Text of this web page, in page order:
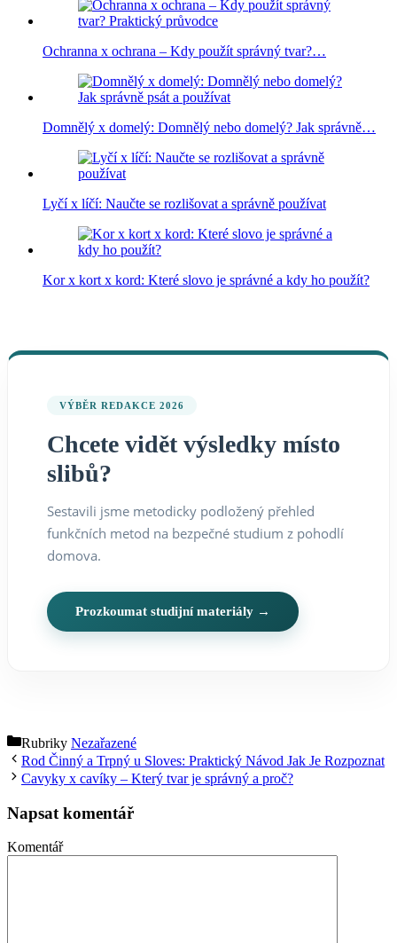
Ochranna x ochrana – Kdy použít správný tvar?…
Domnělý x domelý: Domnělý nebo domelý? Jak správně…
Lyčí x líčí: Naučte se rozlišovat a správně používat
Kor x kort x kord: Které slovo je správné a kdy ho použít?
VÝBĚR REDAKCE 2026
Chcete vidět výsledky místo
slibů?
Sestavili jsme metodicky podložený přehled
funkčních metod na bezpečné studium z pohodlí
domova.
Prozkoumat studijní materiály →
Rubriky Nezařazené
Rod Činný a Trpný u Sloves: Praktický Návod Jak Je Rozpoznat
Cavyky x cavíky – Který tvar je správný a proč?
Napsat komentář
Komentář